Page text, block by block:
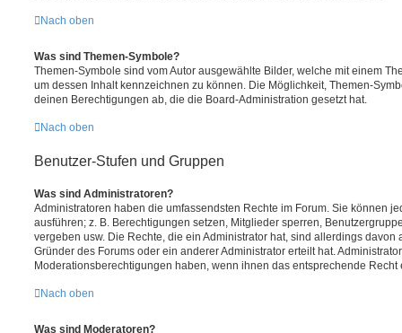
Nach oben
Was sind Themen-Symbole?
Themen-Symbole sind vom Autor ausgewählte Bilder, welche mit einem
um dessen Inhalt kennzeichnen zu können. Die Möglichkeit, Themen-
deinen Berechtigungen ab, die die Board-Administration gesetzt hat.
Nach oben
Benutzer-Stufen und Gruppen
Was sind Administratoren?
Administratoren haben die umfassendsten Rechte im Forum. Sie können
ausführen; z. B. Berechtigungen setzen, Mitglieder sperren,
vergeben usw. Die Rechte, die ein Administrator hat, sind allerdings
Gründer des Forums oder ein anderer Administrator erteilt hat.
Moderationsberechtigungen haben, wenn ihnen das entsprechende Recht
Nach oben
Was sind Moderatoren?